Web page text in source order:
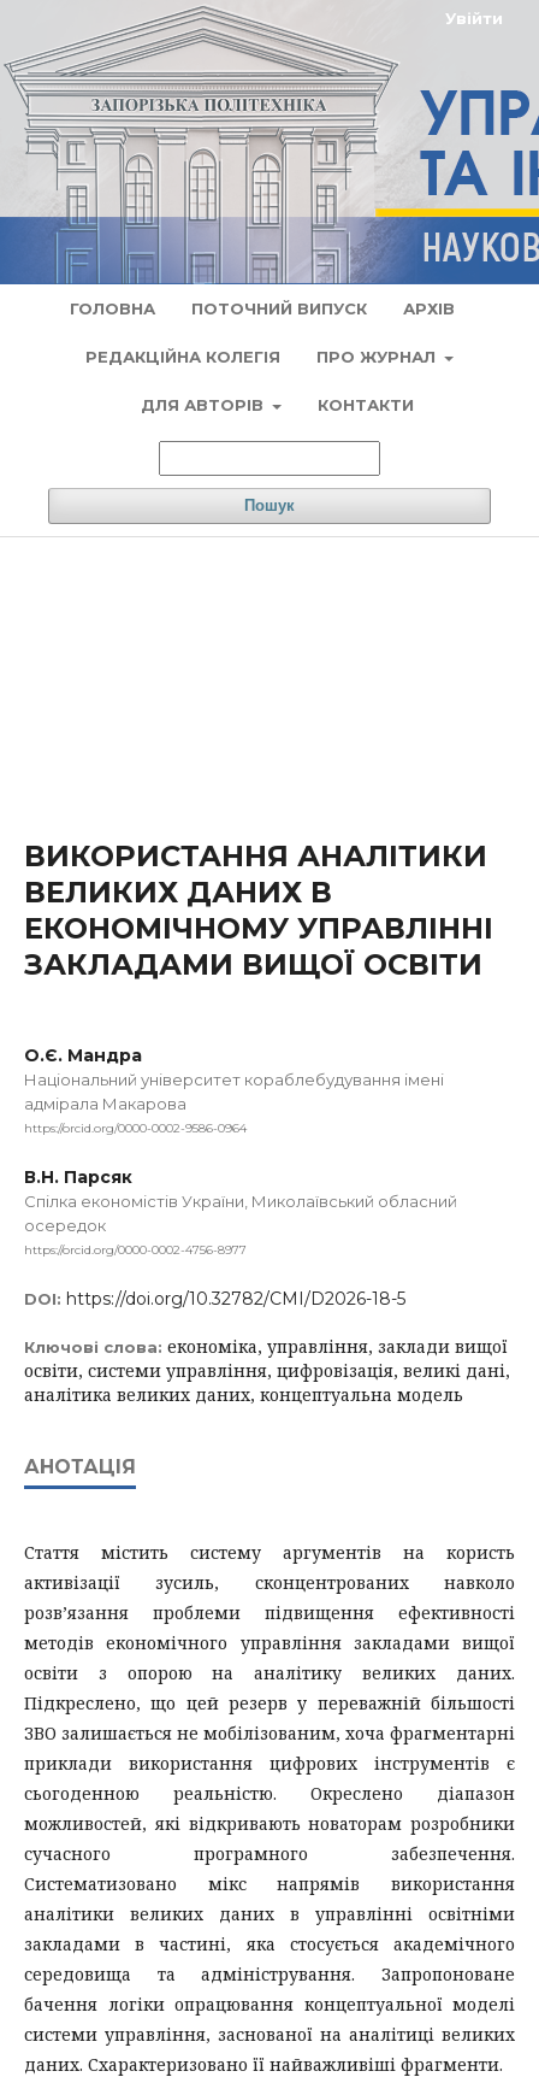
ГОЛОВНА ПОТОЧНИЙ ВИПУСК АРХІВ
РЕДАКЦІЙНА КОЛЕГІЯ ПРО ЖУРНАЛ
ДЛЯ АВТОРІВ КОНТАКТИ
Пошук
Увійти
ВИКОРИСТАННЯ АНАЛІТИКИ
ВЕЛИКИХ ДАНИХ В
ЕКОНОМІЧНОМУ УПРАВЛІННІ
ЗАКЛАДАМИ ВИЩОЇ ОСВІТИ
О.Є. Мандра
Національний університет кораблебудування імені
адмірала Макарова
https://orcid.org/0000-0002-9586-0964
В.Н. Парсяк
Спілка економістів України, Миколаївський обласний
осередок
https://orcid.org/0000-0002-4756-8977
DOI: https://doi.org/10.32782/CMI/D2026-18-5
Ключові слова: економіка, управління, заклади вищої
освіти, системи управління, цифровізація, великі дані,
аналітика великих даних, концептуальна модель
АНОТАЦІЯ
Стаття містить систему аргументів на користь
активізації зусиль, сконцентрованих навколо
розв’язання проблеми підвищення ефективності
методів економічного управління закладами вищої
освіти з опорою на аналітику великих даних.
Підкреслено, що цей резерв у переважній більшості
ЗВО залишається не мобілізованим, хоча фрагментарні
приклади використання цифрових інструментів є
сьогоденною реальністю. Окреслено діапазон
можливостей, які відкривають новаторам розробники
сучасного програмного забезпечення.
Систематизовано мікс напрямів використання
аналітики великих даних в управлінні освітніми
закладами в частині, яка стосується академічного
середовища та адміністрування. Запропоноване
бачення логіки опрацювання концептуальної моделі
системи управління, заснованої на аналітиці великих
даних. Схарактеризовано її найважливіші фрагменти.